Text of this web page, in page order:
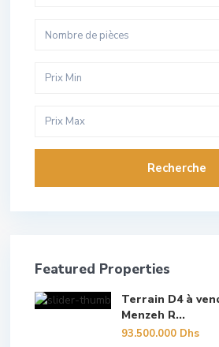
Nombre de pièces
Recherche
Featured Properties
Terrain D4 à
Menzeh R...
93.500.000 Dhs